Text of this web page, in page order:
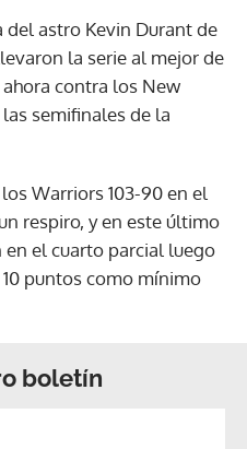
astro Kevin Durant de
la serie al mejor de
contra los New
semifinales de la
Warriors 103-90 en el
respiro, y en este último
el cuarto parcial luego
puntos como mínimo
boletín